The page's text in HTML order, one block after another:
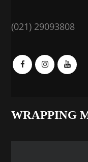
(021) 29093808
WRAPPING